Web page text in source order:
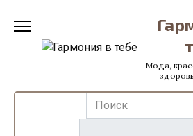
содержанию
Мода,